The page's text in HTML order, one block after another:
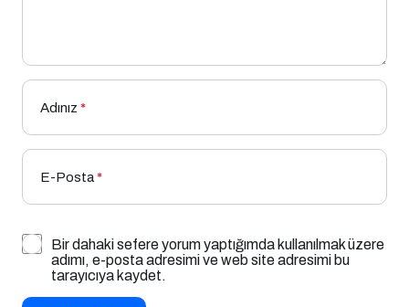
Adınız *
E-Posta*
Bir dahaki sefere yorum yaptığımda kullanılmak üzere
adımı, e-posta adresimi ve web site adresimi bu
tarayıcıya kaydet.